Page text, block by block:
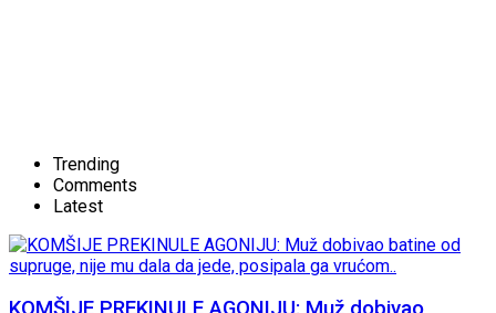
Trending
Comments
Latest